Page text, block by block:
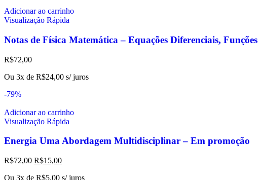
Adicionar ao carrinho
Visualização Rápida
Notas de Física Matemática – Equações Diferenciais,
R$72,00
Ou 3x de R$24,00 s/ juros
-79%
Adicionar ao carrinho
Visualização Rápida
Energia Uma Abordagem Multidisciplinar – Em promoção
R$72,00 R$15,00
Ou 3x de R$5,00 s/ juros